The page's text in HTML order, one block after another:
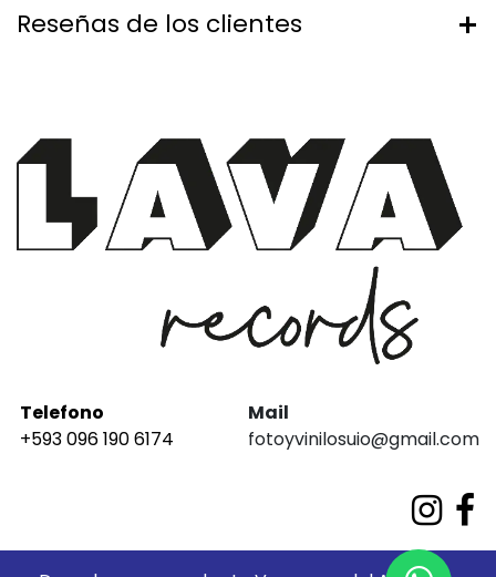
Reseñas de los clientes
Telefono
+593 096 190 6174
Mail
fotoyvinilosuio@gmail.com